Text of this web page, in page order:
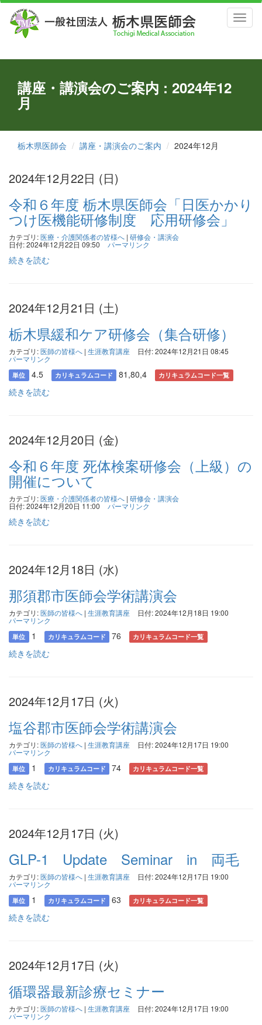
講座・講演会のご案内 : 2024年12
月
栃木県医師会 講座・講演会のご案内 2024年12月
2024年12月22日 (日)
令和６年度 栃木県医師会「日医かかり
つけ医機能研修制度 応用研修会」
カテゴリ:医療・介護関係者の皆様へ | 研修会・講演会
日付: 2024年12月22日 09:50 パーマリンク
続きを読む
2024年12月21日 (土)
栃木県緩和ケア研修会（集合研修）
カテゴリ:医師の皆様へ | 生涯教育講座 日付: 2024年12月21日 08:45
パーマリンク
単位 4.5 カリキュラムコード 81,80,4 カリキュラムコード一覧
続きを読む
2024年12月20日 (金)
令和６年度 死体検案研修会（上級）の
開催について
カテゴリ:医療・介護関係者の皆様へ | 研修会・講演会
日付: 2024年12月20日 11:00 パーマリンク
続きを読む
2024年12月18日 (水)
那須郡市医師会学術講演会
カテゴリ:医師の皆様へ | 生涯教育講座 日付: 2024年12月18日 19:00
パーマリンク
単位 1 カリキュラムコード 76 カリキュラムコード一覧
続きを読む
2024年12月17日 (火)
塩谷郡市医師会学術講演会
カテゴリ:医師の皆様へ | 生涯教育講座 日付: 2024年12月17日 19:00
パーマリンク
単位 1 カリキュラムコード 74 カリキュラムコード一覧
続きを読む
2024年12月17日 (火)
GLP-1 Update Seminar in 両毛
カテゴリ:医師の皆様へ | 生涯教育講座 日付: 2024年12月17日 19:00
パーマリンク
単位 1 カリキュラムコード 63 カリキュラムコード一覧
続きを読む
2024年12月17日 (火)
循環器最新診療セミナー
カテゴリ:医師の皆様へ | 生涯教育講座 日付: 2024年12月17日 19:00
パーマリンク